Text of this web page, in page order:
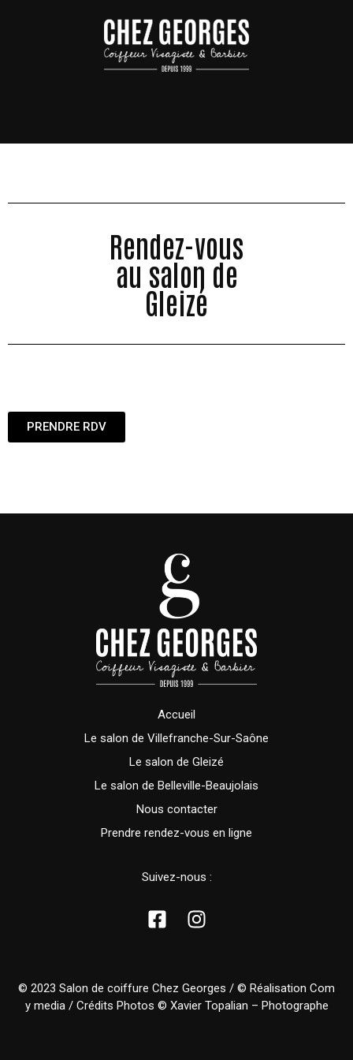
Rendez-vous
au salon de
Gleizé
PRENDRE RDV
Accueil
Le salon de Villefranche-Sur-Saône
Le salon de Gleizé
Le salon de Belleville-Beaujolais
Nous contacter
Prendre rendez-vous en ligne
Suivez-nous :
© 2023 Salon de coiffure Chez Georges / © Réalisation Com
y media/ Crédits Photos © Xavier Topalian – Photographe